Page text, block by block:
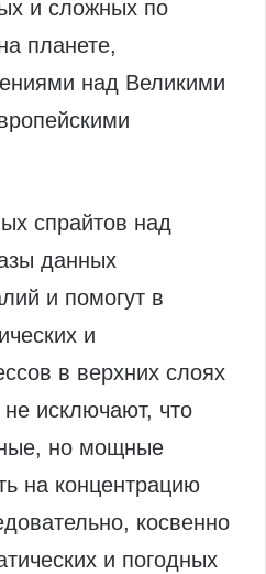
и сложных по
планете,
над Великими
спрайтов над
данных
и помогут в
и
в верхних слоях
исключают, что
но мощные
на концентрацию
косвенно
и погодных